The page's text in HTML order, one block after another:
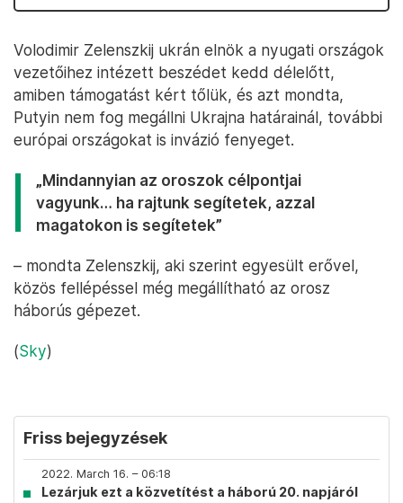
Volodimir Zelenszkij ukrán elnök a nyugati országok
vezetőihez intézett beszédet kedd délelőtt,
amiben támogatást kért tőlük, és azt mondta,
Putyin nem fog megállni Ukrajna határainál, további
európai országokat is invázió fenyeget.
„Mindannyian az oroszok célpontjai
vagyunk… ha rajtunk segítetek, azzal
magatokon is segítetek”
– mondta Zelenszkij, aki szerint egyesült erővel,
közös fellépéssel még megállítható az orosz
háborús gépezet.
(Sky)
Friss bejegyzések
2022. March 16. – 06:18
Lezárjuk ezt a közvetítést a háború 20. napjáról